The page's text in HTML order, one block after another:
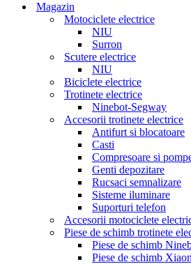
Magazin
Motociclete electrice
NIU
Surron
Scutere electrice
NIU
Biciclete electrice
Trotinete electrice
Ninebot-Segway
Accesorii trotinete electrice
Antifurt si blocatoare
Casti
Compresoare si
Genti depozitare
Rucsaci semnalizare
Sisteme iluminare
Suporturi telefon
Accesorii motociclete
Piese de schimb trotinete
Piese de schimb
Piese de schimb